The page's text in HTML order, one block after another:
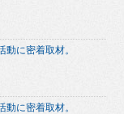
動に密着取材。
動に密着取材。